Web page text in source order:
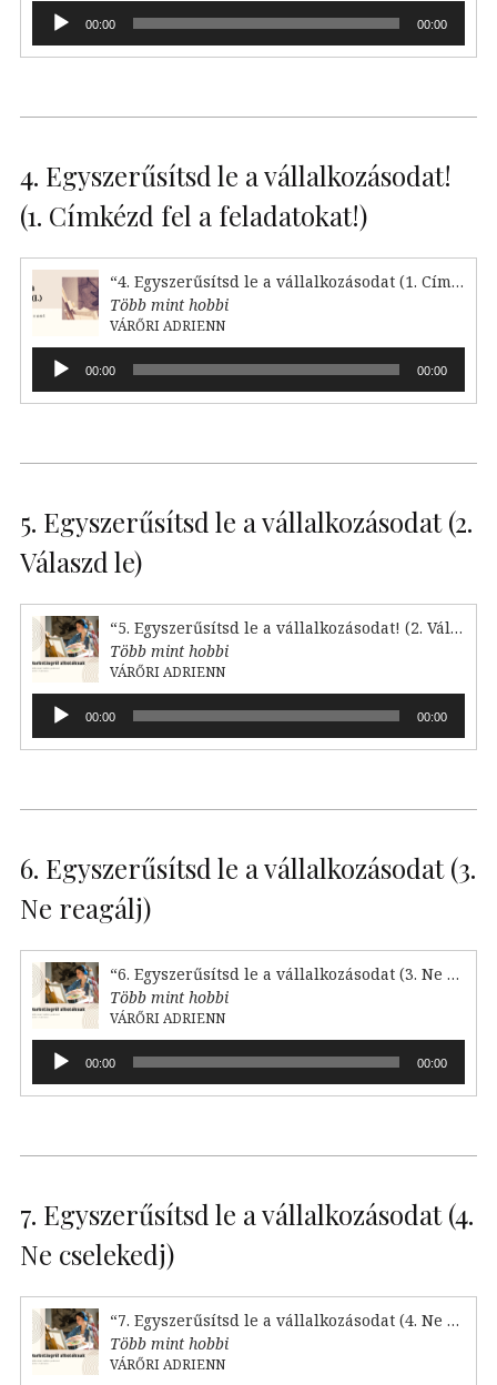
Audió
lejátszó00:00 00:00
4. Egyszerűsítsd le a vállalkozásodat!
(1. Címkézd fel a feladatokat!)
“4. Egyszerűsítsd le a vállalkozásodat (1. Címkézd fel!)”
Több mint hobbi
VÁRŐRI ADRIENN
Audió
lejátszó00:00 00:00
5. Egyszerűsítsd le a vállalkozásodat (2.
Válaszd le)
“5. Egyszerűsítsd le a vállalkozásodat! (2. Válaszd le)”
Több mint hobbi
VÁRŐRI ADRIENN
Audió
lejátszó00:00 00:00
6. Egyszerűsítsd le a vállalkozásodat (3.
Ne reagálj)
“6. Egyszerűsítsd le a vállalkozásodat (3. Ne reagálj)”
Több mint hobbi
VÁRŐRI ADRIENN
Audió
lejátszó00:00 00:00
7. Egyszerűsítsd le a vállalkozásodat (4.
Ne cselekedj)
“7. Egyszerűsítsd le a vállalkozásodat (4. Ne cselekedj)”
Több mint hobbi
VÁRŐRI ADRIENN